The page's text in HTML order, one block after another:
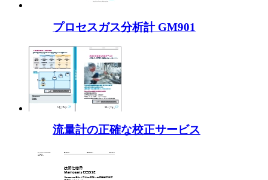
プロセスガス分析計 GM901
流量計の正確な校正サービス